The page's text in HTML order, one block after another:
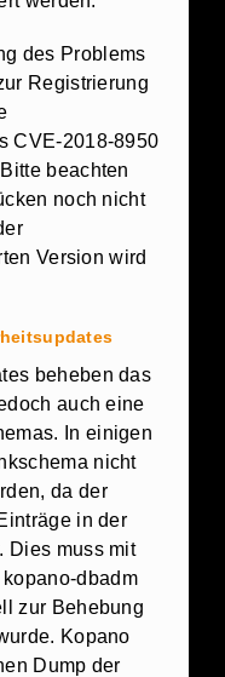
des Problems
Registrierung
CVE-2018-8950
beachten
noch nicht
Version wird
beheben das
auch eine
In einigen
nicht
da der
in der
Dies muss mit
dbadm
zur Behebung
Kopano
Dump der